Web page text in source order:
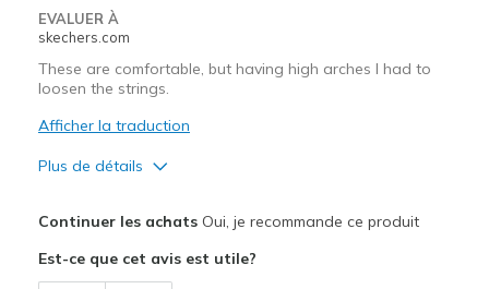
EVALUER À
skechers.com
These are comfortable, but having high arches I had to
loosen the strings.
Afficher la traduction
Plus de détails
Breathe Well
Continuer les achatsOui, je recommande ce produit
Est-ce que cet avis est utile?